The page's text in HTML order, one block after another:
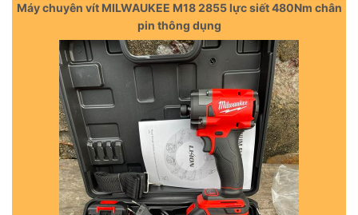
Máy chuyên vít MILWAUKEE M18 2855 lực siết 480Nm chân
pin thông dụng